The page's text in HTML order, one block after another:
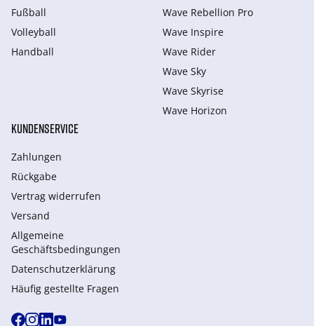
Fußball
Volleyball
Handball
Wave Rebellion Pro
Wave Inspire
Wave Rider
Wave Sky
Wave Skyrise
Wave Horizon
KUNDENSERVICE
Zahlungen
Rückgabe
Vertrag widerrufen
Versand
Allgemeine
Geschäftsbedingungen
Datenschutzerklärung
Häufig gestellte Fragen